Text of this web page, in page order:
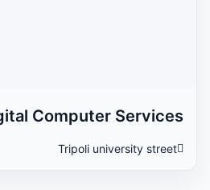
Computer Services
Tripoli university street